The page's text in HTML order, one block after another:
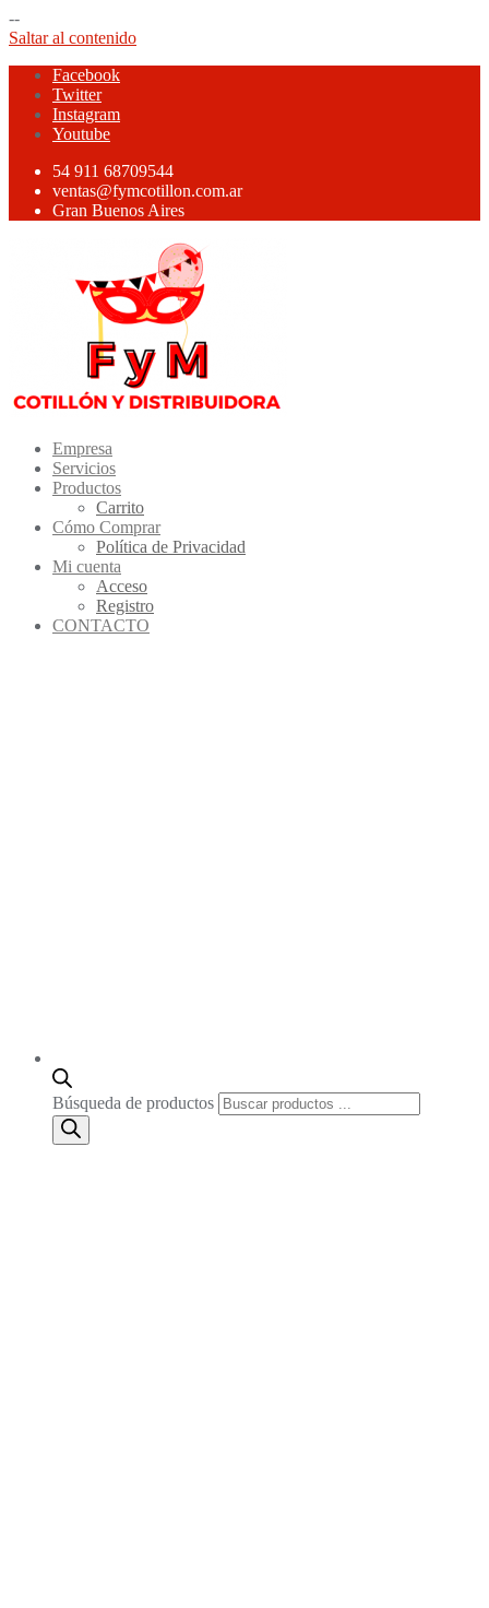
--
Saltar al contenido
Facebook
Twitter
Instagram
Youtube
54 911 68709544
ventas@fymcotillon.com.ar
Gran Buenos Aires
Empresa
Servicios
Productos
Carrito
Cómo Comprar
Política de Privacidad
Mi cuenta
Acceso
Registro
CONTACTO
Búsqueda de productos